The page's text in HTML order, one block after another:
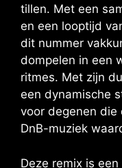
tillen. Met een
en een looptijd
dit nummer
dompelen in een
ritmes. Met zijn
een dynamische
voor degenen die
DnB-muziek
Deze remix is